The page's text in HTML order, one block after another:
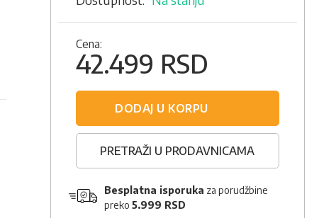
Cena:
42.499 RSD
DODAJ U KORPU
PRETRAŽI U PRODAVNICAMA
Besplatna isporuka za porudžbine
preko 5.999 RSD